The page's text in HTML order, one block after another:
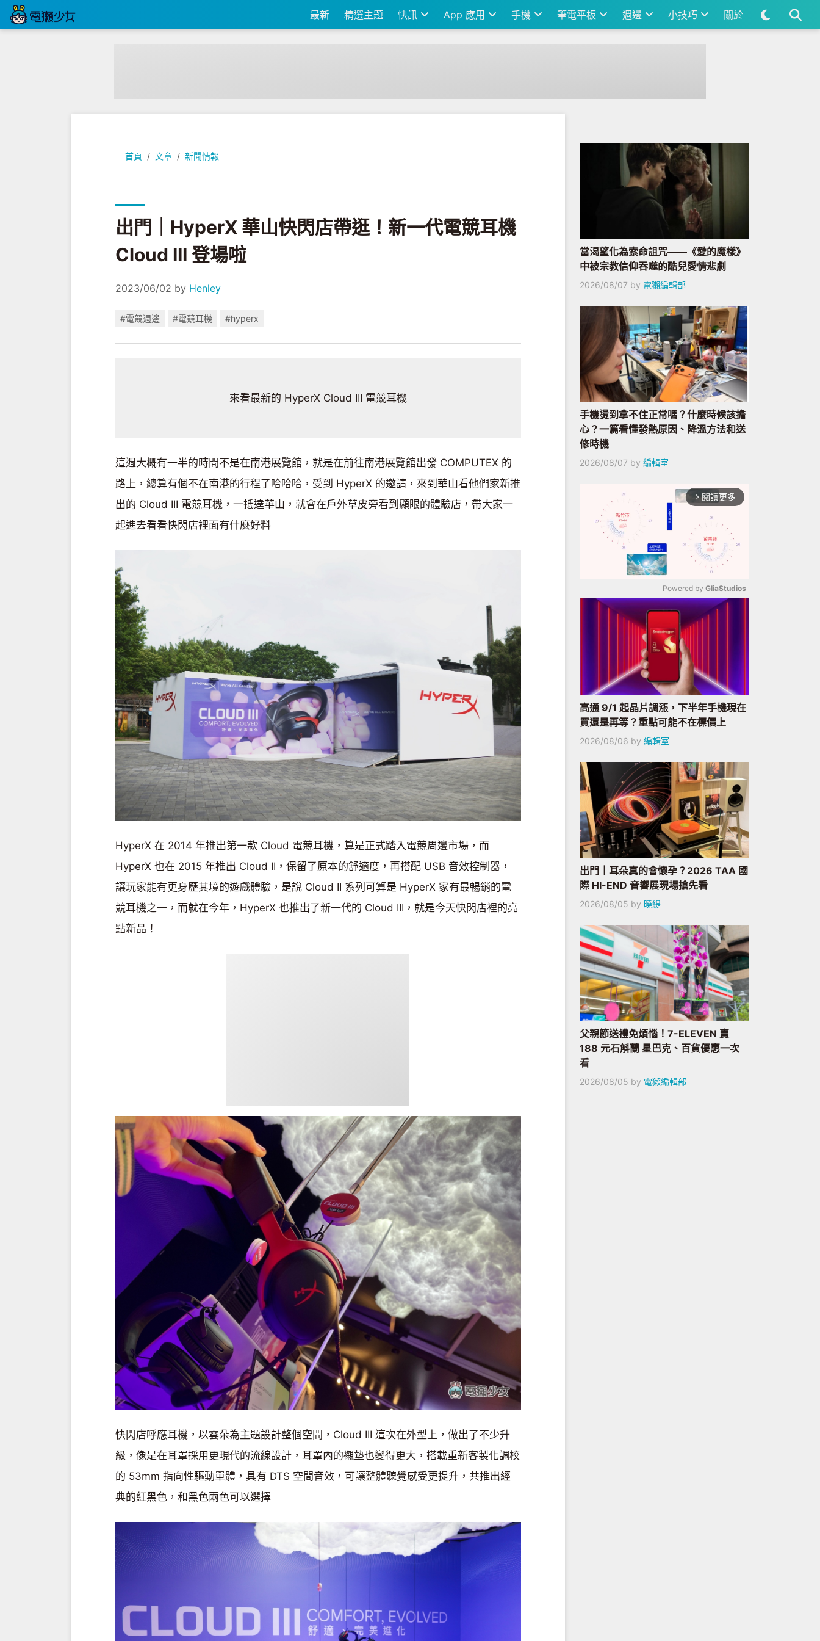
最新 精選主題 快訊 App 應用 手機 筆電平板 週邊 小技巧 關於
首頁 文章 新聞情報
出門｜HyperX 華山快閃店帶逛！新一代電競耳機 Cloud III 登場啦
出門｜HyperX 華山快閃店帶逛！新一代電競耳機
Cloud III 登場啦
2023/06/02 by Henley
#電競週邊 #電競耳機 #hyperx
來看最新的 HyperX Cloud III 電競耳機
這週大概有一半的時間不是在南港展覽館，就是在前往南港展覽館出發 COMPUTEX 的
路上，總算有個不在南港的行程了哈哈哈，受到 HyperX 的邀請，來到華山看他們家新推
出的 Cloud III 電競耳機，一抵達華山，就會在戶外草皮旁看到顯眼的體驗店，帶大家一
起進去看看快閃店裡面有什麼好料
HyperX 在 2014 年推出第一款 Cloud 電競耳機，算是正式踏入電競周邊市場，而
HyperX 也在 2015 年推出 Cloud II，保留了原本的舒適度，再搭配 USB 音效控制器，
讓玩家能有更身歷其境的遊戲體驗，是說 Cloud II 系列可算是 HyperX 家有最暢銷的電
競耳機之一，而就在今年，HyperX 也推出了新一代的 Cloud III，就是今天快閃店裡的亮
點新品！
快閃店呼應耳機，以雲朵為主題設計整個空間，Cloud III 這次在外型上，做出了不少升
級，像是在耳罩採用更現代的流線設計，耳罩內的襯墊也變得更大，搭載重新客製化調校
的 53mm 指向性驅動單體，具有 DTS 空間音效，可讓整體聽覺感受更提升，共推出經
典的紅黑色，和黑色兩色可以選擇
當渴望化為索命詛咒——《愛的魔樣》
中被宗教信仰吞噬的酷兒愛情悲劇
2026/08/07 by 電獺編輯部
手機燙到拿不住正常嗎？什麼時候該擔
心？一篇看懂發熱原因、降溫方法和送
修時機
2026/08/07 by 編輯室
arrow_forward_ios 閱讀更多
Mute
Powered by GliaStudios
高通 9/1 起晶片調漲，下半年手機現在
買還是再等？重點可能不在標價上
2026/08/06 by 編輯室
出門｜耳朵真的會懷孕？2026 TAA 國
際 HI-END 音響展現場搶先看
2026/08/05 by 曉緹
父親節送禮免煩惱！7-ELEVEN 賣
188 元石斛蘭 星巴克、百貨優惠一次
看
2026/08/05 by 電獺編輯部